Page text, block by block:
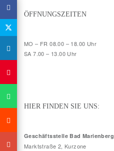
ÖFFNUNGSZEITEN
MO – FR 08.00 – 18.00 Uhr
SA 7.00 – 13.00 Uhr
HIER FINDEN SIE UNS:
Geschäftsstelle Bad Marienberg
Marktstraße 2, Kurzone